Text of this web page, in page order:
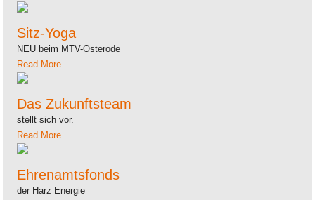
Sitz-Yoga
NEU beim MTV-Osterode
Read More
Das Zukunftsteam
stellt sich vor.
Read More
Ehrenamtsfonds
der Harz Energie